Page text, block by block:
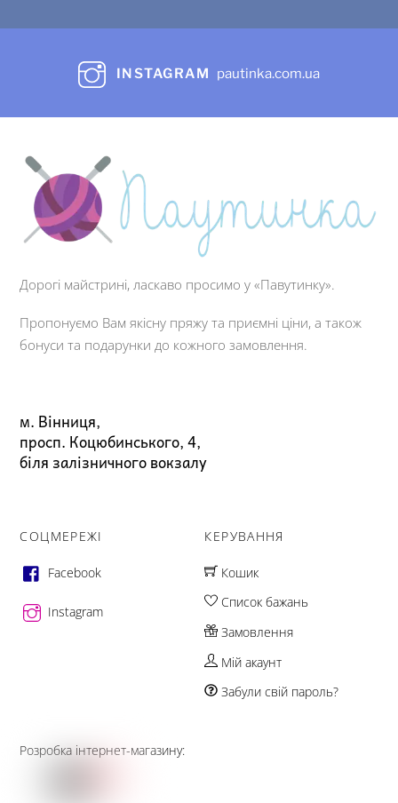
INSTAGRAM pautinka.com.ua
Дорогі майстрині, ласкаво просимо у «Павутинку».
Пропонуємо Вам якісну пряжу та приємні ціни, а також
бонуси та подарунки до кожного замовлення.
м. Вінниця,
просп. Коцюбинського, 4,
біля залізничного вокзалу
СОЦМЕРЕЖІ
Facebook
Instagram
КЕРУВАННЯ
Кошик
Список бажань
Замовлення
Мій акаунт
Забули свій пароль?
Розробка інтернет-магазину: